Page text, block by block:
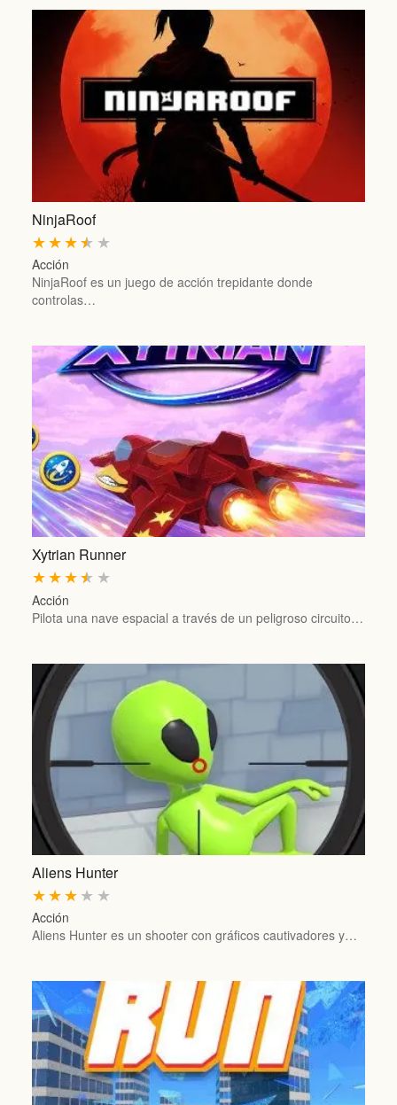
NinjaRoof
★
★
★
★
★
Acción
NinjaRoof es un juego de acción trepidante donde
controlas…
Xytrian Runner
★
★
★
★
★
Acción
Pilota una nave espacial a través de un peligroso circuito…
Aliens Hunter
★
★
★
★
★
Acción
Aliens Hunter es un shooter con gráficos cautivadores y…